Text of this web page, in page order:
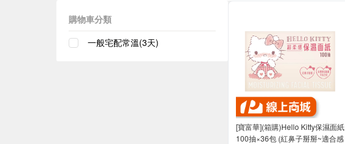
購物車分類
一般宅配常溫(3天)
[寶富華](箱購)Hello Kitty保濕面紙
100抽×36包 (紅鼻子掰掰~適合感